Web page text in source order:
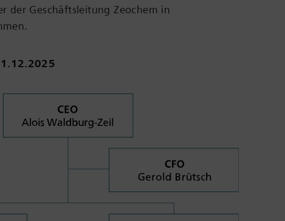
der Geschäftsleitung Zeochem in